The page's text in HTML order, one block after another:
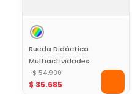
Rueda Didáctica
Multiactividades
Animales Baby Mine
$ 54.900
$ 35.685